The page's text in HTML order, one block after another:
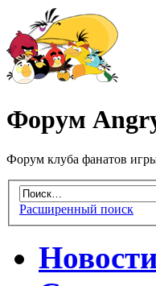
Форум
Форум клуба фанатов
Расширенный поиск